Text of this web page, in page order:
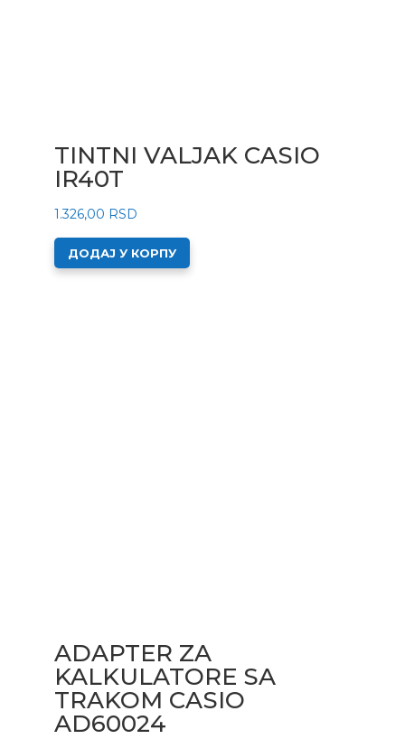
TINTNI VALJAK CASIO
IR40T
1.326,00 RSD
ДОДАЈ У КОРПУ
ADAPTER ZA
KALKULATORE SA
TRAKOM CASIO
AD60024